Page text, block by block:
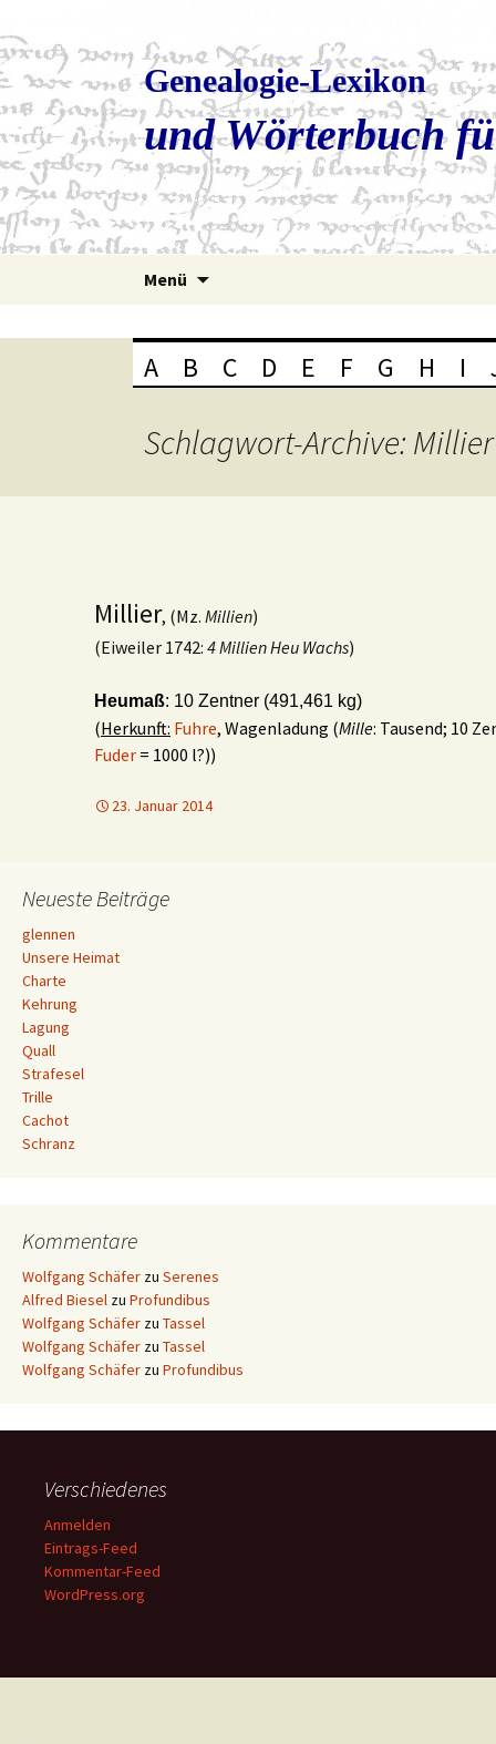
Genealogie-Lexikon
und Wörterbuch
Menü
A B C D E F G H I
Schlagwort-Archive: Millier
Millier, (Mz. Millien)
(Eiweiler 1742: 4 Millien Heu Wachs)
Heumaß: 10 Zentner (491,461 kg)
(Herkunft: Fuhre, Wagenladung (Mille: Tausend; 10
Fuder = 1000 l?))
23. Januar 2014
Neueste Beiträge
glennen
Unsere Heimat
Charte
Kehrung
Lagung
Quall
Strafesel
Trille
Cachot
Schranz
Kommentare
Wolfgang Schäfer zu Serenes
Alfred Biesel zu Profundibus
Wolfgang Schäfer zu Tassel
Wolfgang Schäfer zu Tassel
Wolfgang Schäfer zu Profundibus
Verschiedenes
Anmelden
Eintrags-Feed
Kommentar-Feed
WordPress.org